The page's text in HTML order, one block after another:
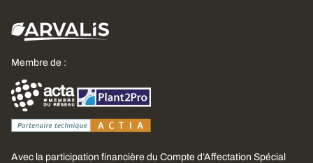
Membre de :
Avec la participation financière du Compte d’Affectation Spécial